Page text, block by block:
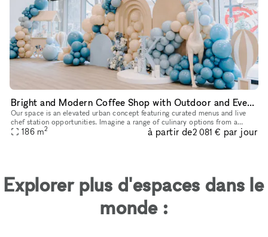
Bright and Modern Coffee Shop with Outdoor and Event Space in Downtown Dallas
Our space is an elevated urban concept featuring curated menus and live
chef station opportunities. Imagine a range of culinary options from a
caviar bar to a charcuterie station, allowing you to con
186 m2 à partir de2 081 € par jour
Explorer plus d'espaces dans le
monde :